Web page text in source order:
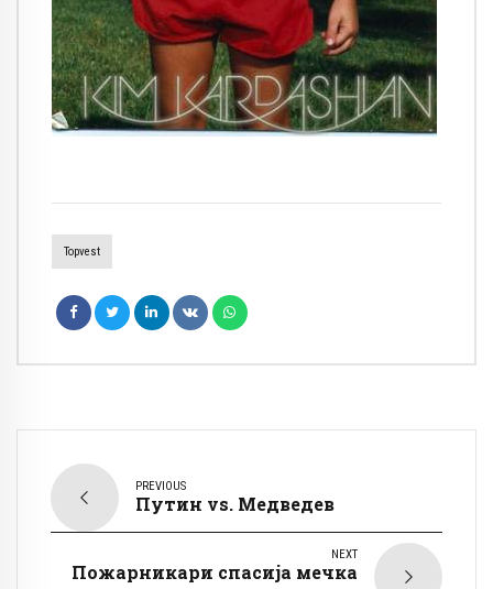
Topvest
PREVIOUS
Путин vs. Медведев
NEXT
Пожарникари спасија мечка